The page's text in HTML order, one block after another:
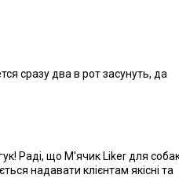
сразу два в рот засунуть, да
Раді, що М'ячик Liker для
надавати клієнтам якісні та